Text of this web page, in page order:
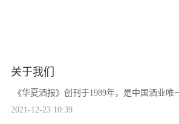
关于我们
《华夏酒报》创刊于1989年，是中国酒业
2021-12-23 10:39